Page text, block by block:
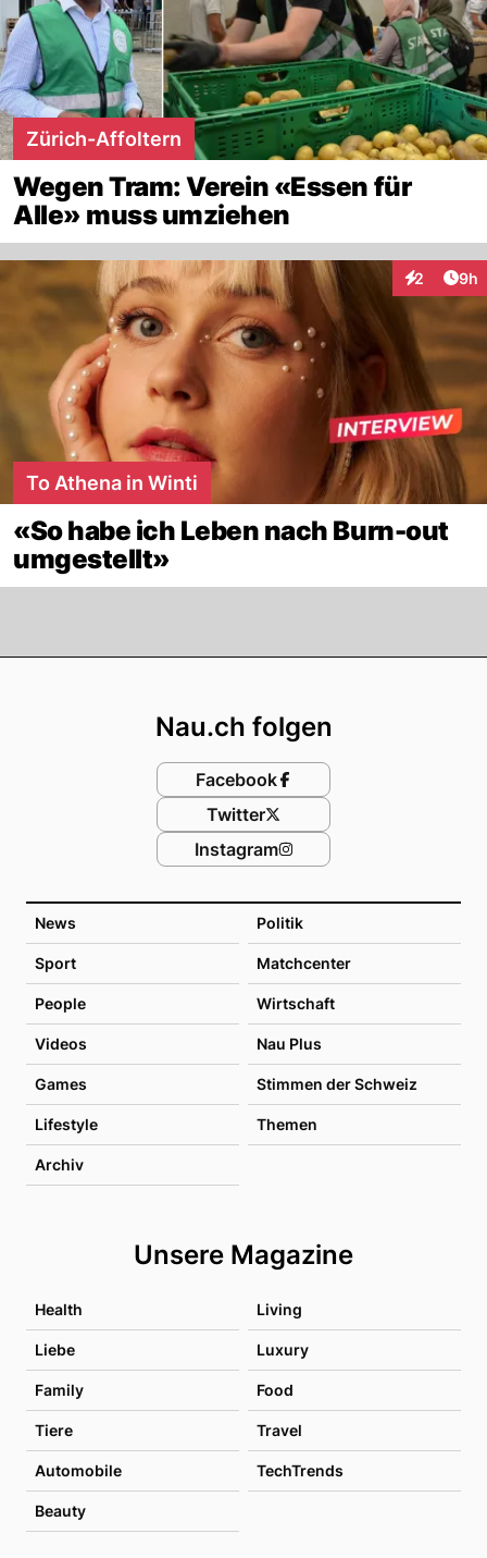
Zürich-Affoltern
Wegen Tram: Verein «Essen für
Alle» muss umziehen
2 9h
To Athena in Winti
«So habe ich Leben nach Burn-out
umgestellt»
News Politik
Sport Matchcenter
People Wirtschaft
Videos Nau Plus
Games Stimmen der Schweiz
Lifestyle Themen
Archiv
Unsere Magazine
Health Living
Liebe Luxury
Family Food
Tiere Travel
Automobile TechTrends
Beauty
Nau.ch folgen
Facebook
Twitter
Instagram